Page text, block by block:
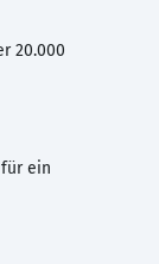
20.000
ein